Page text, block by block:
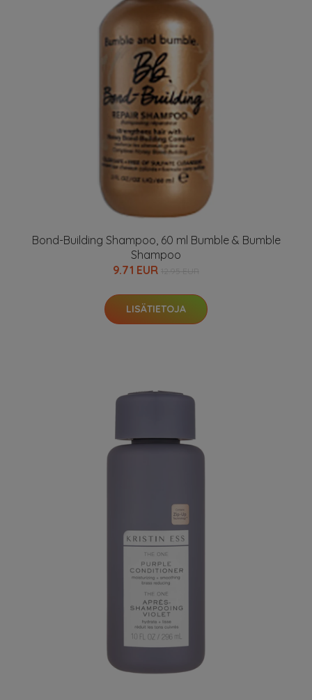
Bond-Building Shampoo, 60 ml Bumble & Bumble
Shampoo
9.71 EUR
LISÄTIETOJA